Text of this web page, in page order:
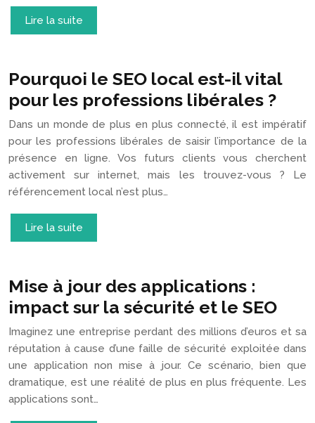
Lire la suite
Pourquoi le SEO local est-il vital
pour les professions libérales ?
Dans un monde de plus en plus connecté, il est impératif
pour les professions libérales de saisir l’importance de la
présence en ligne. Vos futurs clients vous cherchent
activement sur internet, mais les trouvez-vous ? Le
référencement local n’est plus…
Lire la suite
Mise à jour des applications :
impact sur la sécurité et le SEO
Imaginez une entreprise perdant des millions d’euros et sa
réputation à cause d’une faille de sécurité exploitée dans
une application non mise à jour. Ce scénario, bien que
dramatique, est une réalité de plus en plus fréquente. Les
applications sont…